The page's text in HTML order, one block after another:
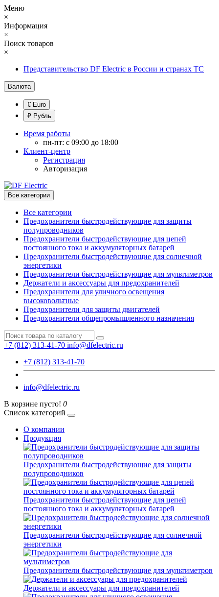
Меню
×
Информация
×
Поиск товаров
×
Представительство DF Electric в России и странах ТС
Валюта
€ Euro
₽ Рубль
Время работы
пн-пт: с 09:00 до 18:00
Клиент-центр
Регистрация
Авторизация
Все категории
Все категории
Предохранители быстродействующие для защиты
полупроводников
Предохранители быстродействующие для цепей
постоянного тока и аккумуляторных батарей
Предохранители быстродействующие для солнечной
энергетики
Предохранители быстродействующие для мультиметров
Держатели и аксессуары для предохранителей
Предохранители для уличного освещения
высоковольтные
Предохранители для защиты двигателей
Предохранители общепромышленного назначения
+7 (812) 313-41-70 info@dfelectric.ru
+7 (812) 313-41-70
info@dfelectric.ru
В корзине пусто! 0
Список категорий
О компании
Продукция
Предохранители быстродействующие для защиты
полупроводников
Предохранители быстродействующие для цепей
постоянного тока и аккумуляторных батарей
Предохранители быстродействующие для солнечной
энергетики
Предохранители быстродействующие для мультиметров
Держатели и аксессуары для предохранителей